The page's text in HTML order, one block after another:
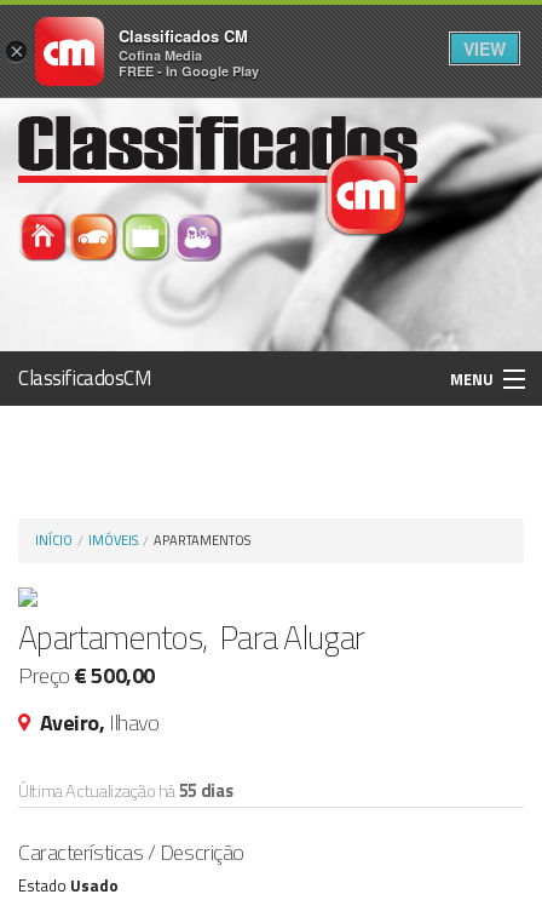
ClassificadosCM MENU
INÍCIO IMÓVEIS APARTAMENTOS
Apartamentos, Para Alugar
Preço€ 500,00
Aveiro, Ilhavo
Última Actualização há55 dias
Características / Descrição
Estado Usado
×
Classificados CM
Cofina Media
FREE - In Google Play
VIEW